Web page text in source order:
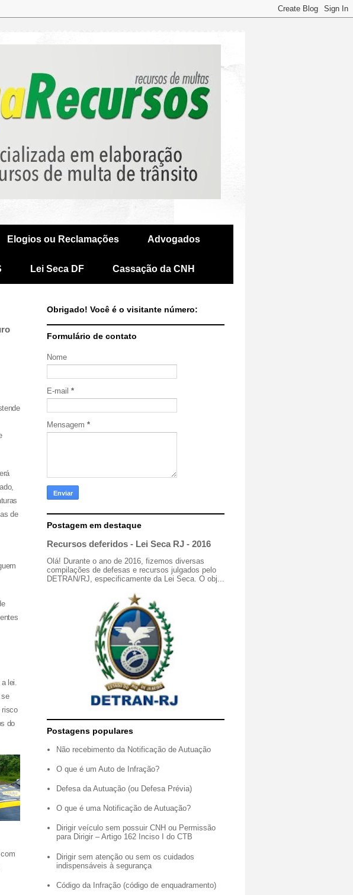
Elogios ou Reclamações Advogados
Lei Seca DF Cassação da CNH
de
lei.
se
risco
do
Obrigado! Você é o visitante número:
Formulário de contato
Nome
E-mail *
Mensagem *
Postagem em destaque
Recursos deferidos - Lei Seca RJ - 2016
Olá! Durante o ano de 2016, fizemos diversas
compilações de defesas e recursos julgados pelo
DETRAN/RJ, especificamente da Lei Seca. O obj...
Postagens populares
Não recebimento da Notificação de Autuação
O que é um Auto de Infração?
Defesa da Autuação (ou Defesa Prévia)
O que é uma Notificação de Autuação?
Dirigir veículo sem possuir CNH ou Permissão
para Dirigir – Artigo 162 Inciso I do CTB
Dirigir sem atenção ou sem os cuidados
indispensáveis à segurança
Código da Infração (código de enquadramento)